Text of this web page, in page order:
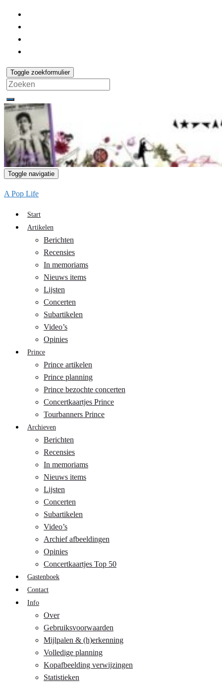
Toggle zoekformulier
Search
for:
Toggle navigatie
A Pop Life
Start
Artikelen
Berichten
Recensies
In memoriams
Nieuws items
Lijsten
Concerten
Subartikelen
Video’s
Opinies
Prince
Prince artikelen
Prince planning
Prince bezochte concerten
Concertkaartjes Prince
Tourbanners Prince
Archieven
Berichten
Recensies
In memoriams
Nieuws items
Lijsten
Concerten
Subartikelen
Video’s
Archief afbeeldingen
Opinies
Concertkaartjes Top 50
Gastenboek
Contact
Info
Over
Gebruiksvoorwaarden
Mijlpalen & (h)erkenning
Volledige planning
Kopafbeelding verwijzingen
Statistieken